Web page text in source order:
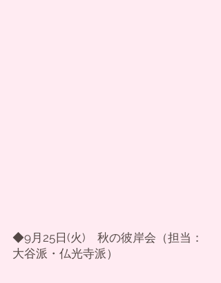
◆9月25日(火)　秋の彼岸会（担当：
大谷派・仏光寺派）